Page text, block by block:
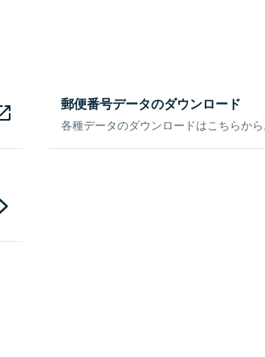
郵便番号データのダウンロード
各種データのダウンロードはこちらか